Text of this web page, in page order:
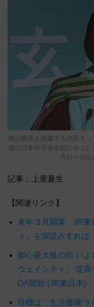
施設概要を披露する内田モ
場の日本科学未来館のキュ
方ローカル
記事：上里夏生
【関連リンク】
来年３月開業、JR
ィ」を深読みすれば
都心最大級の街 いよ
ウェイシティ」 堤
OA開始 (JR東日本)
目標は「生活価値